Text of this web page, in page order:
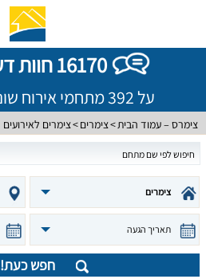
16170 חוות דעת אמיתיות!
על 392 מתחמי אירוח שונים ברחבי הארץ
צימרס – עמוד הבית צימרים צימרים לאירועים
צימרים
תאריך הגעה
חפש כעת!